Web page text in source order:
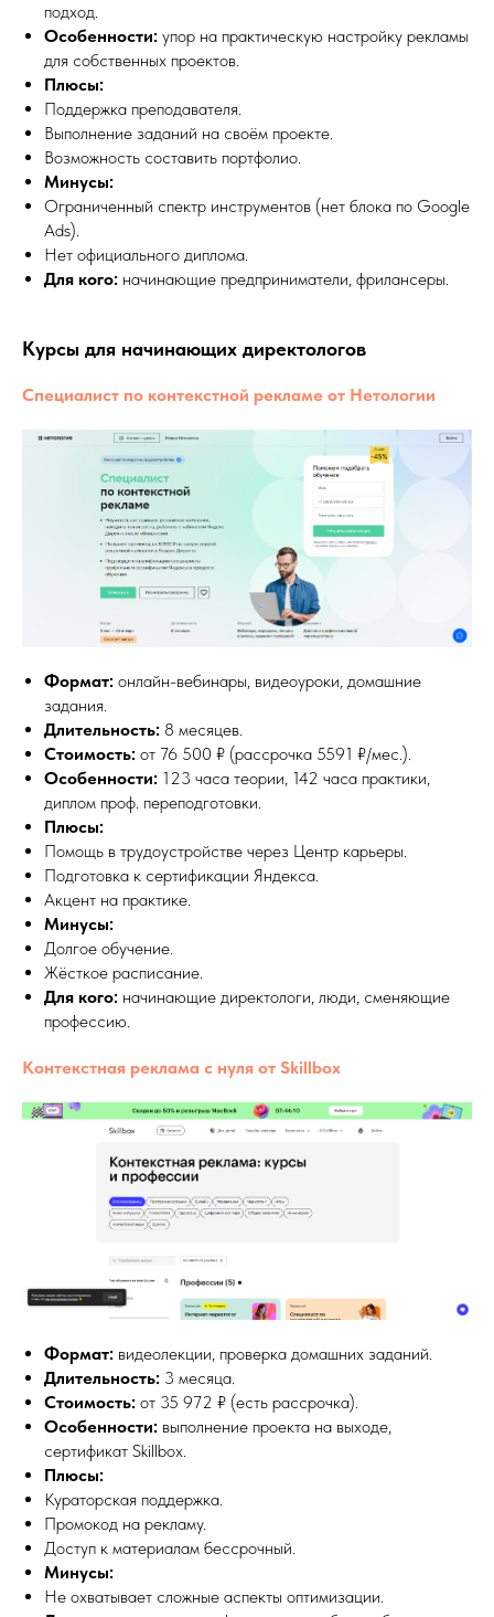
подход.
Особенности: упор на практическую настройку рекламы
для собственных проектов.
Плюсы:
Поддержка преподавателя.
Выполнение заданий на своём проекте.
Возможность составить портфолио.
Минусы:
Ограниченный спектр инструментов (нет блока по Google
Ads).
Нет официального диплома.
Для кого: начинающие предприниматели, фрилансеры.
Курсы для начинающих директологов
Специалист по контекстной рекламе от Нетологии
Формат: онлайн-вебинары, видеоуроки, домашние
задания.
Длительность: 8 месяцев.
Стоимость: от 76 500 ₽ (рассрочка 5591 ₽/мес.).
Особенности: 123 часа теории, 142 часа практики,
диплом проф. переподготовки.
Плюсы:
Помощь в трудоустройстве через Центр карьеры.
Подготовка к сертификации Яндекса.
Акцент на практике.
Минусы:
Долгое обучение.
Жёсткое расписание.
Для кого: начинающие директологи, люди, сменяющие
профессию.
Контекстная реклама с нуля от Skillbox
Формат: видеолекции, проверка домашних заданий.
Длительность: 3 месяца.
Стоимость: от 35 972 ₽ (есть рассрочка).
Особенности: выполнение проекта на выходе,
сертификат Skillbox.
Плюсы:
Кураторская поддержка.
Промокод на рекламу.
Доступ к материалам бессрочный.
Минусы:
Не охватывает сложные аспекты оптимизации.